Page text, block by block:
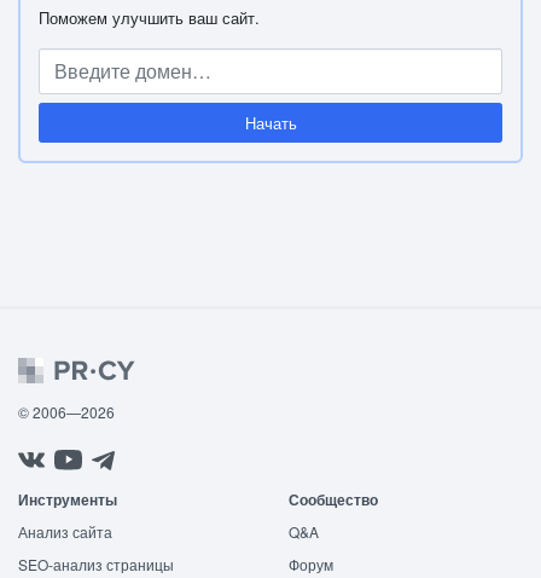
Поможем улучшить ваш сайт.
Начать
© 2006—2026
Инструменты
Анализ сайта
SEO-анализ страницы
Сообщество
Q&A
Форум